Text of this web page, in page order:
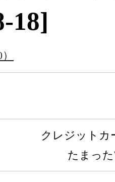
18]
クレジットカ
たまった